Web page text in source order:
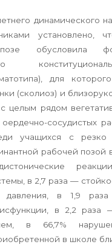
динамического
установлено,
обусловила
для
(сколиоз) и
целым рядом
сосудистых
учащихся с резко
рабочей позой
в 2,7 раза —
давления, в 1,9
в 2,2 раза
в 66,7%
в школе